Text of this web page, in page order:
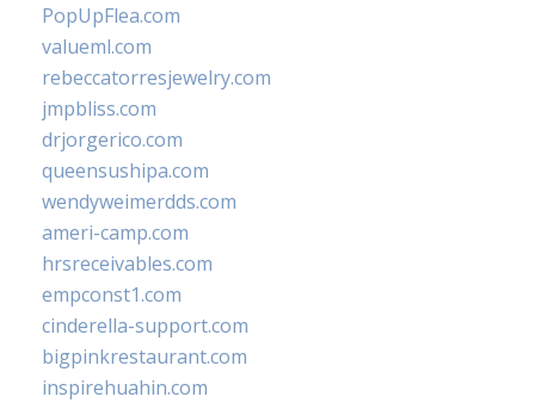
PopUpFlea.com
valueml.com
rebeccatorresjewelry.com
jmpbliss.com
drjorgerico.com
queensushipa.com
wendyweimerdds.com
ameri-camp.com
hrsreceivables.com
empconst1.com
cinderella-support.com
bigpinkrestaurant.com
inspirehuahin.com